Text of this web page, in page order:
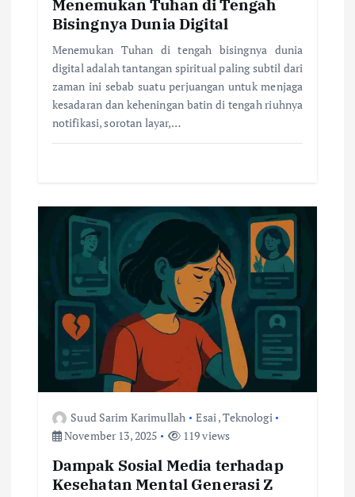
Menemukan Tuhan di Tengah
Bisingnya Dunia Digital
Menemukan Tuhan di tengah bisingnya dunia
digital adalah tantangan spiritual paling subtil dari
zaman ini sebab suatu perjuangan untuk menjaga
kesadaran dan keheningan batin di tengah riuhnya
notifikasi, sorotan layar,…
Suud Sarim Karimullah Esai ,Teknologi
November 13, 2025
119 views
Dampak Sosial Media terhadap
Kesehatan Mental Generasi Z